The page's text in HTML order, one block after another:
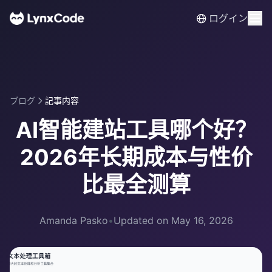
ログイン
ブログ 記事内容
AI智能建站工具哪个好？
2026年长期成本与性价
比最全测算
Amanda Pasko•Updated on May 16, 2026